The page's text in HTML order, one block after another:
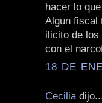
hacer lo
Algun fiscal
ilicito de los
con el
18 DE
Cecilia